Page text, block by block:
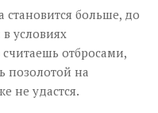
больше, до
условиях
отбросами,
позолотой на
не удастся.